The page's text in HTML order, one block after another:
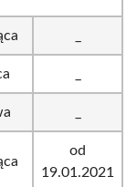
od
19.01.2021